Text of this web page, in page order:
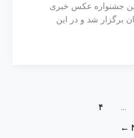
جشنواره عکس خبری
برگزار شد و در این
…
۴
←